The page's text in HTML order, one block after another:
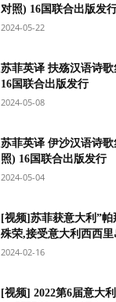
对照) 16国联合出版发
2024-05-22
苏菲英译 扶殇汉语诗歌
16国联合出版发行
2024-05-08
苏菲英译 伊沙汉语诗
照) 16国联合出版发行
2024-05-04
[视频]苏菲获意大利”
殊荣,接受意大利西西
2024-02-16
[视频] 2022第6届意大